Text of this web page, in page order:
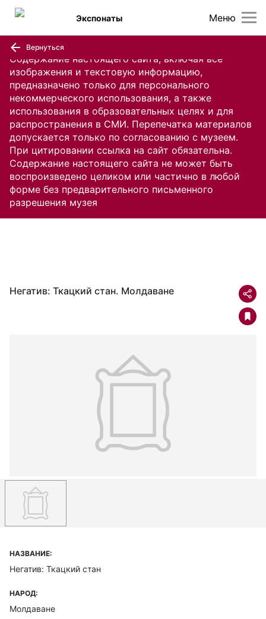
Содержание настоящего сайта, включая все
изображения и текстовую информацию,
предназначено только для персонального
некоммерческого использования, а также
использования в образовательных целях и для
распространения в СМИ. Перепечатка материалов
допускается только по согласованию с музеем.
При цитировании ссылка на сайт обязательна.
Содержание настоящего сайта не может быть
воспроизведено целиком или частично в любой
форме без предварительного письменного
разрешения музея
Меню
Экспонаты
Вернуться
Негатив: Ткацкий стан. Молдаване
НАЗВАНИЕ:
Негатив: Ткацкий стан
НАРОД:
Молдаване